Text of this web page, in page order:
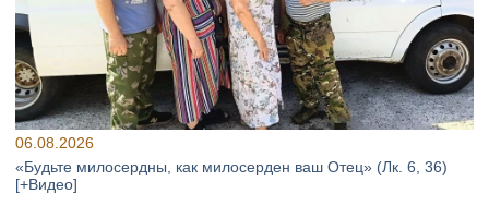
06.08.2026
«Будьте милосердны, как милосерден ваш Отец» (Лк. 6, 36)
[+Видео]